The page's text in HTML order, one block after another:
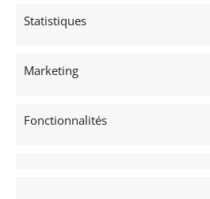
Statistiques
Marketing
Fonctionnalités